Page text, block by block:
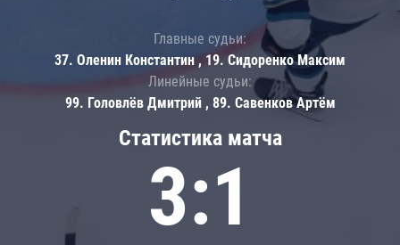
Статистика матча
3:1
Главные судьи:
37. Оленин Константин , 19. Сидоренко Максим
Линейные судьи:
99. Головлёв Дмитрий , 89. Савенков Артём